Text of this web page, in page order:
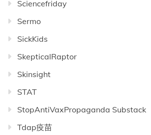
Sciencefriday
Sermo
SickKids
SkepticalRaptor
Skinsight
STAT
StopAntiVaxPropaganda Substack
Tdap疫苗